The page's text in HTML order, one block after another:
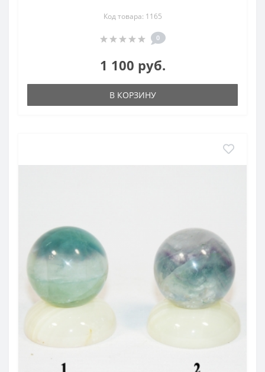
Код товара: 1165
0
1 100 руб.
В КОРЗИНУ